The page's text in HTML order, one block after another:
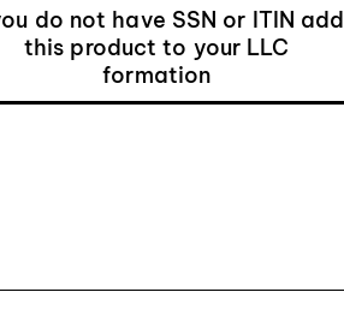
do not have SSN or ITIN add
this product to your LLC
formation